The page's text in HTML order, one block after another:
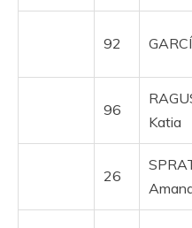
92
96
Katia
26